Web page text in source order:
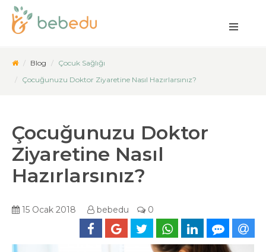
Blog
Çocuk Sağlığı
Çocuğunuzu Doktor Ziyaretine Nasıl Hazırlarsınız?
Çocuğunuzu Doktor
Ziyaretine Nasıl
Hazırlarsınız?
15 Ocak 2018 bebedu 0